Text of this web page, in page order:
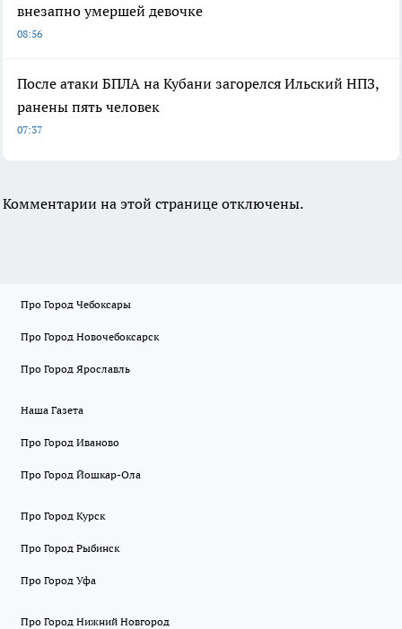
внезапно умершей девочке
08:56
После атаки БПЛА на Кубани загорелся Ильский НПЗ,
ранены пять человек
07:37
Комментарии на этой странице отключены.
Про Город Чебоксары
Про Город Новочебоксарск
Про Город Ярославль
Наша Газета
Про Город Иваново
Про Город Йошкар-Ола
Про Город Курск
Про Город Рыбинск
Про Город Уфа
Про Город Нижний Новгород